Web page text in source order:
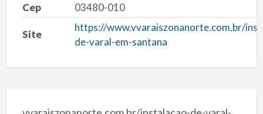
Cep
03480-010
Site
https://www.vvaraiszonanorte.com.br/
de-varal-em-santana